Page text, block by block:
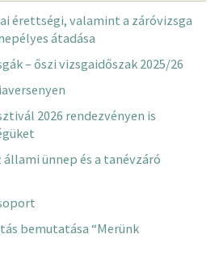
érettségi, valamint a záróvizsga
átadása
– őszi vizsgaidőszak 2025/26
2026 rendezvényen is
ünnep és a tanévzáró
bemutatása “Merünk